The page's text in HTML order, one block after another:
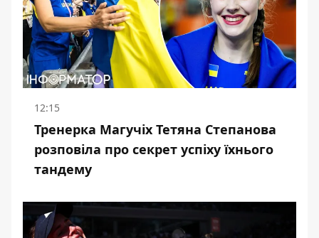
12:15
Тренерка Магучіх Тетяна Степанова
розповіла про секрет успіху їхнього
тандему